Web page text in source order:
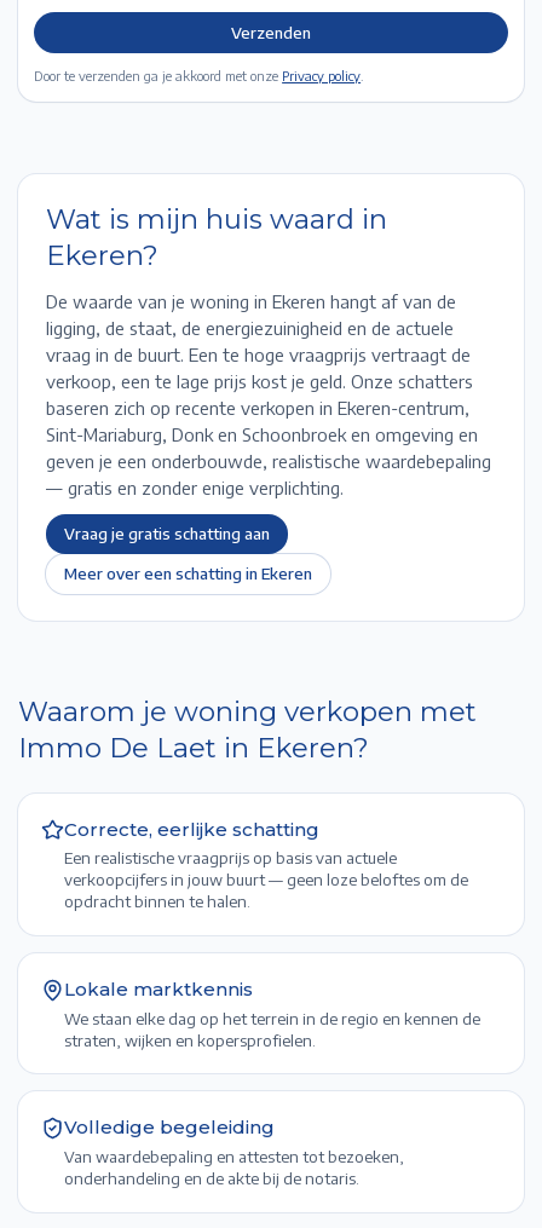
Verzenden
Door te verzenden ga je akkoord met onze Privacy policy
Wat is mijn huis waard in
Ekeren?
De waarde van je woning in Ekeren hangt af van de
ligging, de staat, de energiezuinigheid en de actuele
vraag in de buurt. Een te hoge vraagprijs vertraagt de
verkoop, een te lage prijs kost je geld. Onze schatters
baseren zich op recente verkopen in Ekeren-centrum,
Sint-Mariaburg, Donk en Schoonbroeken omgeving en
geven je een onderbouwde, realistische waardebepaling
— gratis en zonder enige verplichting.
Vraag je gratis schatting aan
Meer over een schatting in Ekeren
Waarom je woning verkopen met
Immo De Laet in Ekeren?
Correcte, eerlijke schatting
Een realistische vraagprijs op basis van actuele
verkoopcijfers in jouw buurt — geen loze beloftes om de
opdracht binnen te halen.
Lokale marktkennis
We staan elke dag op het terrein in de regio en kennen de
straten, wijken en kopersprofielen.
Volledige begeleiding
Van waardebepaling en attesten tot bezoeken,
onderhandeling en de akte bij de notaris.